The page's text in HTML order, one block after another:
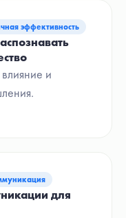
для
эффективность
и